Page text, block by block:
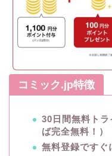
コミック.jp特徴
30日間無料ト
ば完全無料！）
無料登録ですぐ